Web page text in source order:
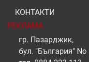
КОНТАКТИ
РЕКЛАМА
гр. Пазарджик,
бул. "България" No